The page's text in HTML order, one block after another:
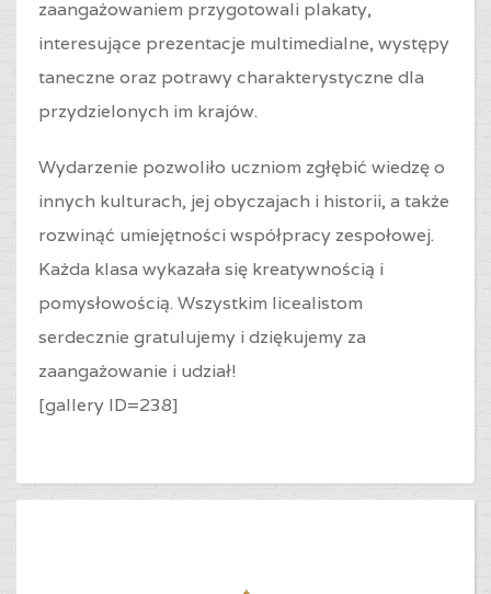
zaangażowaniem przygotowali plakaty,
interesujące prezentacje multimedialne, występy
taneczne oraz potrawy charakterystyczne dla
przydzielonych im krajów.
Wydarzenie pozwoliło uczniom zgłębić wiedzę o
innych kulturach, jej obyczajach i historii, a także
rozwinąć umiejętności współpracy zespołowej.
Każda klasa wykazała się kreatywnością i
pomysłowością. Wszystkim licealistom
serdecznie gratulujemy i dziękujemy za
zaangażowanie i udział!
[gallery ID=238]